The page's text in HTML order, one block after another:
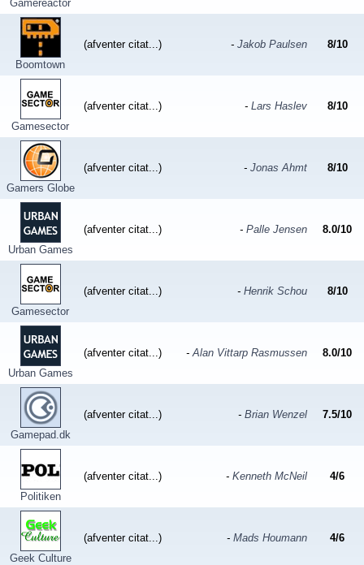
Gamereactor
Boomtown
(afventer citat...) - Jakob Paulsen 8/10
Gamesector
(afventer citat...) - Lars Haslev 8/10
Gamers Globe
(afventer citat...) - Jonas Ahmt 8/10
Urban Games
(afventer citat...) - Palle Jensen 8.0/10
Gamesector
(afventer citat...) - Henrik Schou 8/10
Urban Games
(afventer citat...) -Alan Vittarp Rasmussen 8.0/10
Gamepad.dk
(afventer citat...) - Brian Wenzel 7.5/10
Politiken
(afventer citat...) - Kenneth McNeil 4/6
Geek Culture
(afventer citat...) - Mads Houmann 4/6